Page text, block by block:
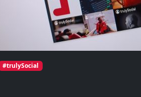
#trulySocial